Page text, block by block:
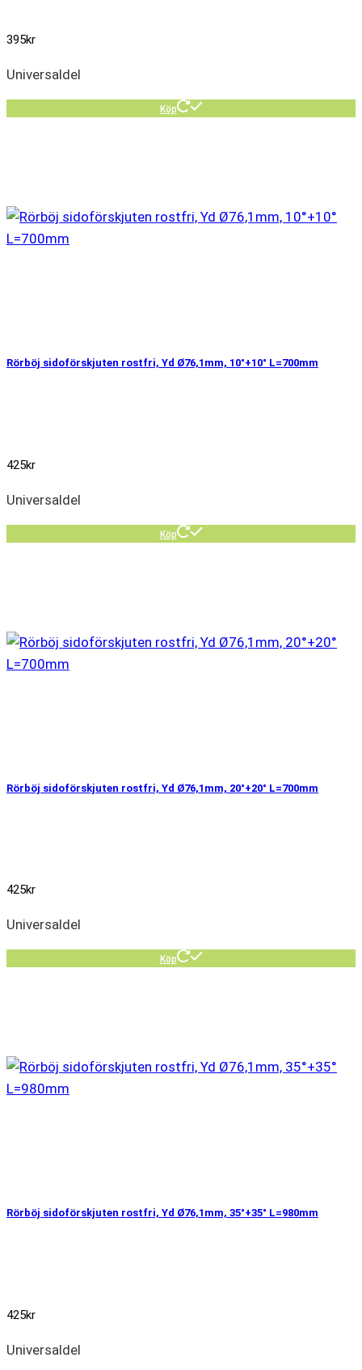
395kr
Universaldel
Köp
Rörböj sidoförskjuten rostfri, Yd Ø76,1mm, 10°+10° L=700mm
425kr
Universaldel
Köp
Rörböj sidoförskjuten rostfri, Yd Ø76,1mm, 20°+20° L=700mm
425kr
Universaldel
Köp
Rörböj sidoförskjuten rostfri, Yd Ø76,1mm, 35°+35° L=980mm
425kr
Universaldel